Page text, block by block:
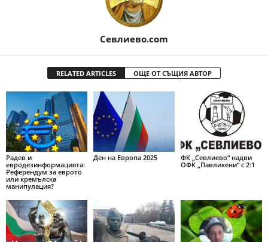
Севлиево.com
RELATED ARTICLES ОЩЕ ОТ СЪЩИЯ АВТОР
Радев и
евродезинформацията:
Референдум за еврото
или кремълска
манипулация?
Ден на Европа 2025
ФК „Севлиево“ надви
ОФК „Павликени“ с 2:1